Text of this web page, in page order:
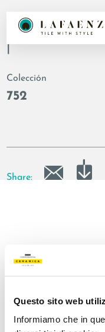
Questo sito web
Informiamo che in
Código
|
Colección
752
Share:
A brand of